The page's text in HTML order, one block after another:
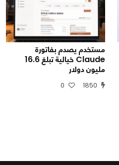
مستخدم يصدم بفاتورة
Claude خيالية تبلغ 16.6
مليون دولار
1850
0